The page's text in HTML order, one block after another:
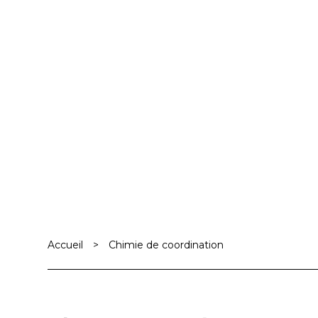
Accueil > Chimie de coordination